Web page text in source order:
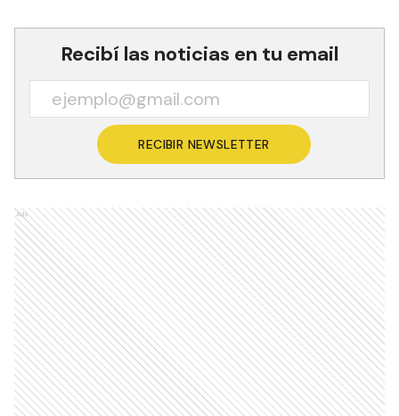
Recibí las noticias en tu email
RECIBIR NEWSLETTER
Ads